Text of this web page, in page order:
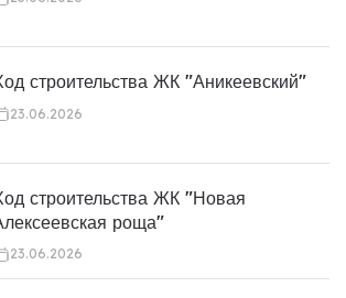
строительства ЖК "Аникеевский"
23.06.2026
строительства ЖК "Новая
роща"
23.06.2026